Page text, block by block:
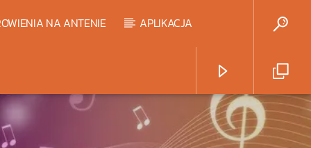
NA ANTENIE APLIKACJA